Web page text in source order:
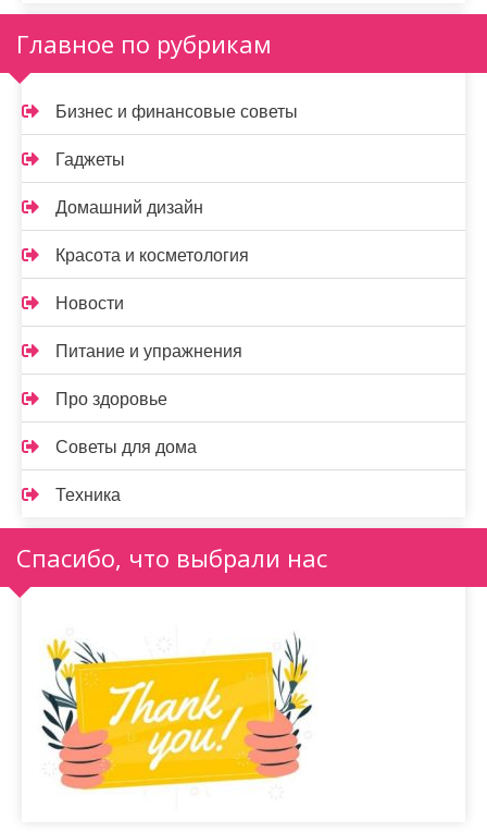
Главное по рубрикам
Бизнес и финансовые советы
Гаджеты
Домашний дизайн
Красота и косметология
Новости
Питание и упражнения
Про здоровье
Советы для дома
Техника
Спасибо, что выбрали нас